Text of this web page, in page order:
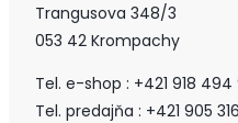
Trangusova 348/3
053 42 Krompachy
Tel. e-shop : +421 918 494
Tel. predajňa : +421 905